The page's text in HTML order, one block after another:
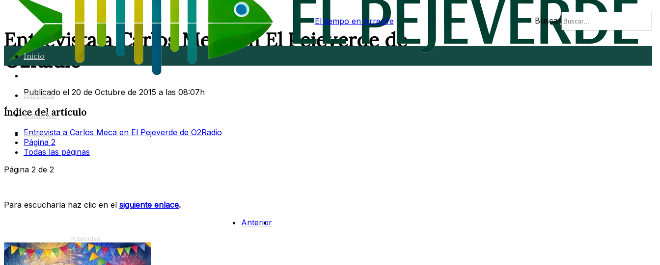
El tiempo en Arrecife Buscar
Inicio
Sucesos
Canarias
Política
Entrevista a Carlos Meca en El Pejeverde de
O2Radio
Publicado el 20 de Octubre de 2015 a las 08:07h
Índice del artículo
Entrevista a Carlos Meca en El Pejeverde de O2Radio
Página 2
Todas las páginas
Página 2 de 2
Para escucharla haz clic en el siguiente enlace.
Anterior
Publicidad